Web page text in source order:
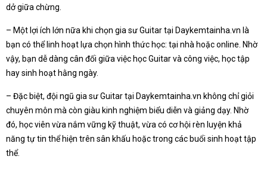
dở giữa chừng.
– Một lợi ích lớn nữa khi chọn gia sư Guitar tại Daykemtainha.vn là
bạn có thể linh hoạt lựa chọn hình thức học: tại nhà hoặc online. Nhờ
vậy, bạn dễ dàng cân đối giữa việc học Guitar và công việc, học tập
hay sinh hoạt hằng ngày.
– Đặc biệt, đội ngũ gia sư Guitar tại Daykemtainha.vn không chỉ giỏi
chuyên môn mà còn giàu kinh nghiệm biểu diễn và giảng dạy. Nhờ
đó, học viên vừa nắm vững kỹ thuật, vừa có cơ hội rèn luyện khả
năng tự tin thể hiện trên sân khấu hoặc trong các buổi sinh hoạt tập
thể.